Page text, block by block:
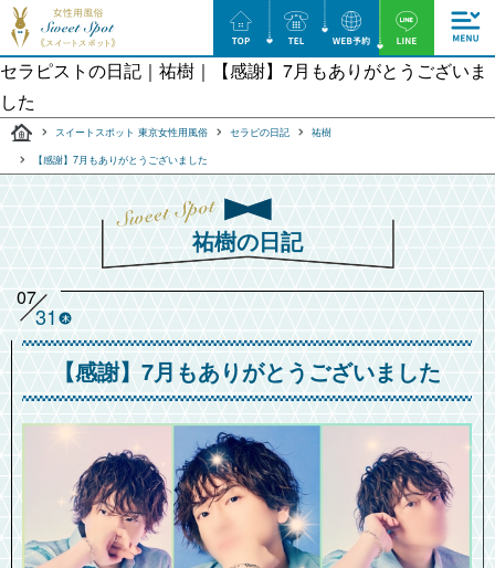
セラピストの日記｜祐樹｜【感謝】7月もありがとうございま
した
スイートスポット 東京女性用風俗 セラピの日記
祐樹
【感謝】7月もありがとうございました
祐樹の日記
07
31 木
【感謝】7月もありがとうございました